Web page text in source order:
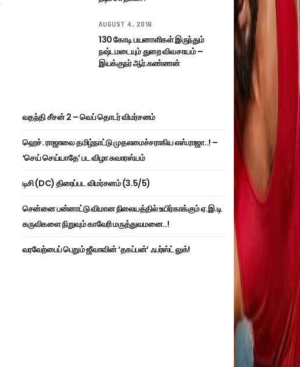
AUGUST 4, 2018
130 கோடி பயனாளிகள் இருந்தும்
நஷ்டமடையும் துறை விவசாயம் –
இயக்குநர் ஆர்.கண்ணன்
வதந்தி சீசன் 2 – வெப் தொடர் விமர்சனம்
ஹெச். ராஜாவை தமிழ்நாட்டு முதலமைச்சராகிய எஸ்.ராஜா..! –
‘செய் செய்யாதே’ பட விழா சுவாரஸ்யம்
டிசி (DC) திரைப்பட விமர்சனம் (3.5/5)
சென்னை பன்னாட்டு விமான நிலையத்தில் உயிர்காக்கும் ஏ.இ.டி
கருவிகளை நிறுவும் காவேரி மருத்துவமனை..!
வரவேற்பைப் பெறும் ஜீவாவின் ‘தகப்பன்’ ஃபர்ஸ்ட் லுக்!